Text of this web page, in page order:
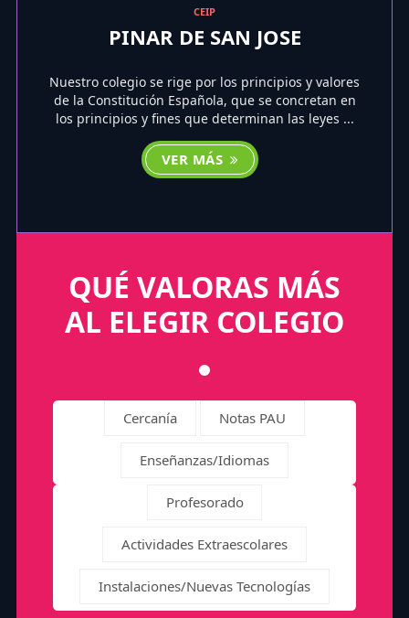
CEIP
PINAR DE SAN JOSE
Nuestro colegio se rige por los principios y valores
de la Constitución Española, que se concretan en
los principios y fines que determinan las leyes ...
VER MÁS
QUÉ VALORAS MÁS
AL ELEGIR COLEGIO
Cercanía Notas PAU
Enseñanzas/Idiomas
Profesorado
Actividades Extraescolares
Instalaciones/Nuevas Tecnologías